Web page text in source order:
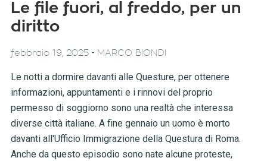
Le file fuori, al freddo, per un
diritto
febbraio 19, 2025- MARCO BIONDI
Le notti a dormire davanti alle Questure, per ottenere
informazioni, appuntamenti e i rinnovi del proprio
permesso di soggiorno sono una realtà che interessa
diverse città italiane. A fine gennaio un uomo è morto
davanti all'Ufficio Immigrazione della Questura di Roma.
Anche da questo episodio sono nate alcune proteste,